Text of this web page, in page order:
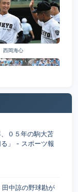
西岡海心
０５年の駒大苫
」 - スポーツ報
田中諒の野球勘が